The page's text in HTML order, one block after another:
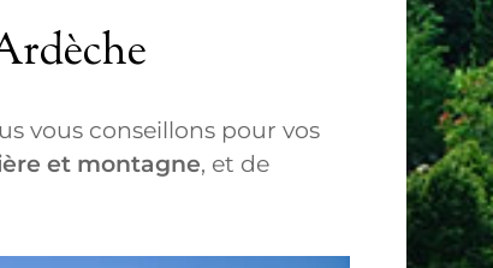
vous conseillons pour vos
et montagne, et de